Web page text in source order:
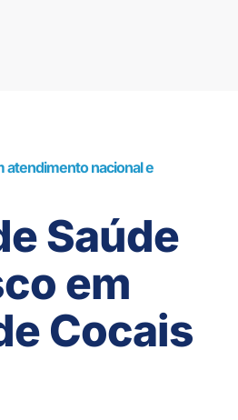
atendimento nacional e
Saúde
em
Cocais